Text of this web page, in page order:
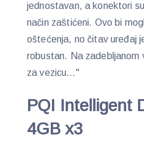
jednostavan, a konektori
način zaštićeni. Ovo bi
oštećenja, no čitav uređaj
robustan. Na zadebljanom
za vezicu…"
PQI Intelligent
4GB x3